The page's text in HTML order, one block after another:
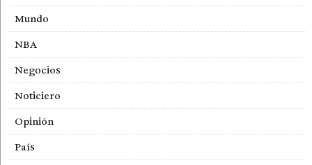
Mundo
NBA
Negocios
Noticiero
Opinión
País